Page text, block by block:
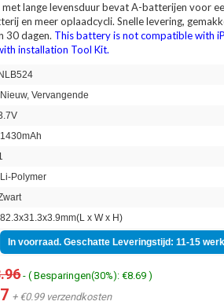
lange levensduur bevat A-batterijen voor
en meer oplaadcycli. Snelle levering,
30 dagen. This battery is not compatible with
installation Tool Kit.
NLB524
Nieuw, Vervangende
1430mAh
Li-Polymer
82.3x31.3x3.9mm(L x W x H)
In voorraad. Geschatte Leveringstijd: 11-15
- ( Besparingen(30%): €8.69 )
+ €0.99 verzendkosten